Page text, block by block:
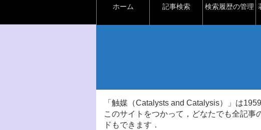
ホーム 記事検索 検索履歴の管理
「触媒（Catalysts and Catalysis）」は
このサイトをつかって，どなたでも全記
ドもできます．